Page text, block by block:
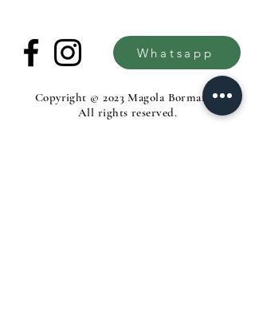
Whatsapp
Copyright © 2023 Magola Borman®.
All rights reserved.